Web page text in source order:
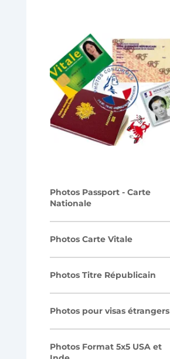
Photos Passport - Carte
Nationale
Photos Carte Vitale
Photos Titre Républicain
Photos pour visas étrangers
Photos Format 5x5 USA et